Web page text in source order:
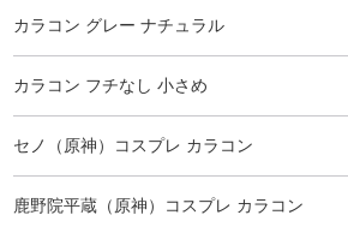
カラコン グレー ナチュラル
カラコン フチなし 小さめ
セノ（原神）コスプレ カラコン
鹿野院平蔵（原神）コスプレ カラコン